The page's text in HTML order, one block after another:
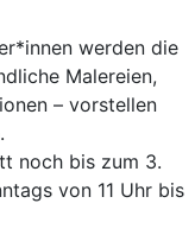
werden die
Malereien,
– vorstellen
noch bis zum 3.
von 11 Uhr bis